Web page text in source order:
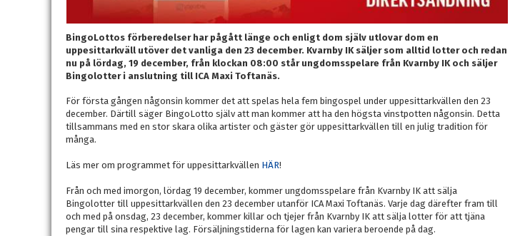
BingoLottos förberedelser har pågått länge och enligt dom själv utlovar dom en
uppesittarkväll utöver det vanliga den 23 december. Kvarnby IK säljer som alltid lotter och redan
nu på lördag, 19 december, från klockan 08:00 står ungdomsspelare från Kvarnby IK och säljer
Bingolotter i anslutning till ICA Maxi Toftanäs.
För första gången någonsin kommer det att spelas hela fem bingospel under uppesittarkvällen den 23
december. Därtill säger BingoLotto själv att man kommer att ha den högsta vinstpotten någonsin. Detta
tillsammans med en stor skara olika artister och gäster gör uppesittarkvällen till en julig tradition för
många.
Läs mer om programmet för uppesittarkvällen HÄR!
Från och med imorgon, lördag 19 december, kommer ungdomsspelare från Kvarnby IK att sälja
Bingolotter till uppesittarkvällen den 23 december utanför ICA Maxi Toftanäs. Varje dag därefter fram till
och med på onsdag, 23 december, kommer killar och tjejer från Kvarnby IK att sälja lotter för att tjäna
pengar till sina respektive lag. Försäljningstiderna för lagen kan variera beroende på dag.